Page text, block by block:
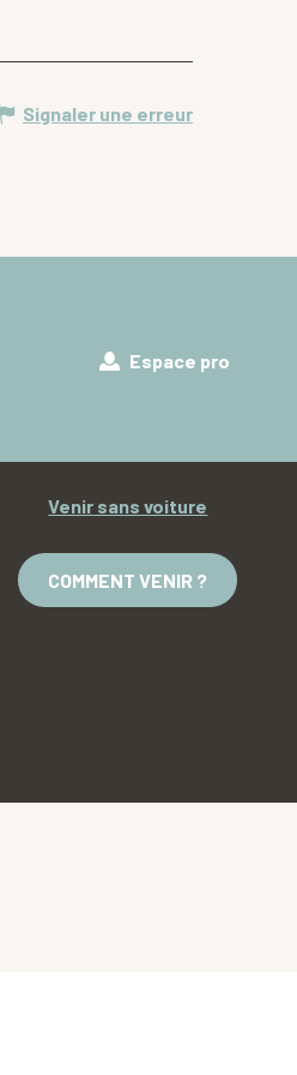
Signaler une erreur
Espace pro
Venir sans voiture
COMMENT VENIR ?